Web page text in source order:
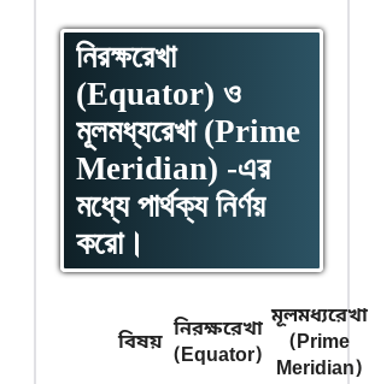
নিরক্ষরেখা
(Equator) ও
মূলমধ্যরেখা (Prime
Meridian) -এর
মধ্যে পার্থক্য নির্ণয়
করো।
বিষয় নিরক্ষরেখা
(Equator)
মূলমধ্যরেখা
(Prime
Meridian)